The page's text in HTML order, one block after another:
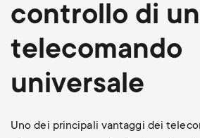
controllo di un
telecomando
universale
Uno dei principali vantaggi dei